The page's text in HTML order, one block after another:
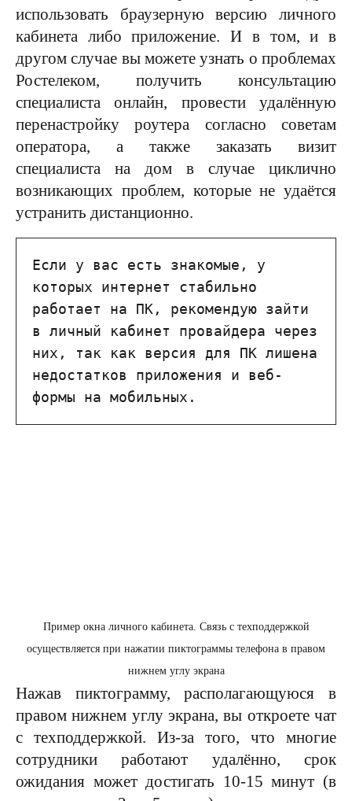
использовать браузерную версию личного
кабинета либо приложение. И в том, и в
другом случае вы можете узнать о проблемах
Ростелеком, получить консультацию
специалиста онлайн, провести удалённую
перенастройку роутера согласно советам
оператора, а также заказать визит
специалиста на дом в случае циклично
возникающих проблем, которые не удаётся
устранить дистанционно.
Если у вас есть знакомые, у
которых интернет стабильно
работает на ПК, рекомендую зайти
в личный кабинет провайдера через
них, так как версия для ПК лишена
недостатков приложения и веб-
формы на мобильных.
Пример окна личного кабинета. Связь с техподдержкой
осуществляется при нажатии пиктограммы телефона в правом
нижнем углу экрана
Нажав пиктограмму, располагающуюся в
правом нижнем углу экрана, вы откроете чат
с техподдержкой. Из-за того, что многие
сотрудники работают удалённо, срок
ожидания может достигать 10-15 минут (в